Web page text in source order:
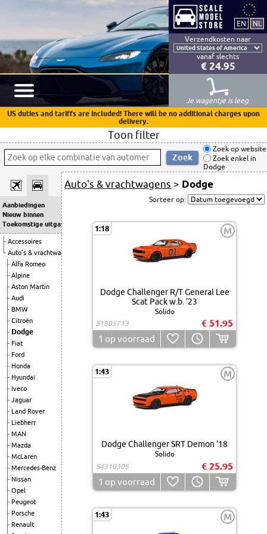
Verzendkosten naar
vanaf slechts
€ 24.95
Je wagentje is leeg
US duties and tariffs are included! There will be no additional charges upon
delivery.
Toon filter
Zoek op website
Zoek enkel in
Dodge
Aanbiedingen
Nieuw binnen
Toekomstige uitgaven
Accessoires
Auto's & vrachtwagens
Alfa Romeo
Alpine
Aston Martin
Audi
BMW
Citroën
Dodge
Fiat
Ford
Honda
Hyundai
Iveco
Jaguar
Land Rover
Liebherr
MAN
Mazda
McLaren
Mercedes-Benz
Nissan
Opel
Peugeot
Porsche
Renault
Auto's & vrachtwagens > Dodge
Sorteer op:
1:18 M
Dodge Challenger R/T General Lee
Scat Pack w.b. '23
Solido
S1805713
€ 51.95
1 op voorraad
1:43 M
Dodge Challenger SRT Demon '18
Solido
S4310306
€ 25.95
1 op voorraad
1:43 M